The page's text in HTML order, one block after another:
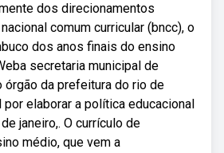
dos direcionamentos
comum curricular (bncc), o
dos anos finais do ensino
secretaria municipal de
órgão da prefeitura do rio de
elaborar a política educacional
janeiro,. O currículo de
médio, que vem a